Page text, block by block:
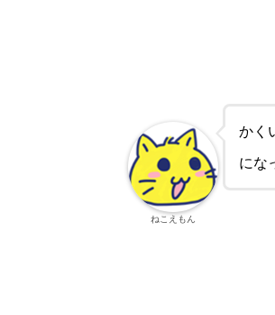
かく
にな
ねこえもん